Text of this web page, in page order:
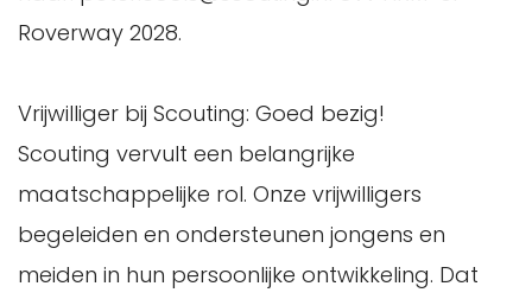
Roverway 2028.
Vrijwilliger bij Scouting: Goed bezig!
Scouting vervult een belangrijke
maatschappelijke rol. Onze vrijwilligers
begeleiden en ondersteunen jongens en
meiden in hun persoonlijke ontwikkeling. Dat